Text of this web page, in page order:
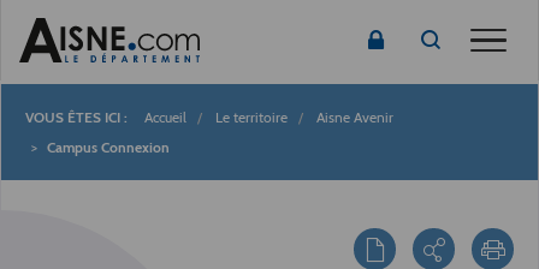
Fil
Accueil Le territoire
Aisne Avenir
Campus Connexion